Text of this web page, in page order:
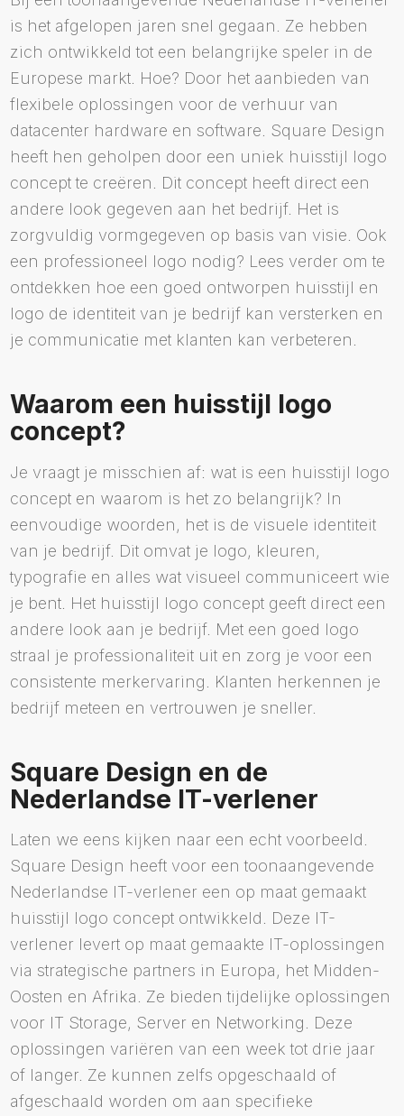
is het afgelopen jaren snel gegaan. Ze hebben
zich ontwikkeld tot een belangrijke speler in de
Europese markt. Hoe? Door het aanbieden van
flexibele oplossingen voor de verhuur van
datacenter hardware en software. Square Design
heeft hen geholpen door een uniek huisstijl logo
concept te creëren. Dit concept heeft direct een
andere look gegeven aan het bedrijf. Het is
zorgvuldig vormgegeven op basis van visie. Ook
een professioneel logo nodig? Lees verder om te
ontdekken hoe een goed ontworpen huisstijl en
logo de identiteit van je bedrijf kan versterken en
je communicatie met klanten kan verbeteren.
Waarom een huisstijl logo
concept?
Je vraagt je misschien af: wat is een huisstijl logo
concept en waarom is het zo belangrijk? In
eenvoudige woorden, het is de visuele identiteit
van je bedrijf. Dit omvat je logo, kleuren,
typografie en alles wat visueel communiceert wie
je bent. Het huisstijl logo concept geeft direct een
andere look aan je bedrijf. Met een goed logo
straal je professionaliteit uit en zorg je voor een
consistente merkervaring. Klanten herkennen je
bedrijf meteen en vertrouwen je sneller.
Square Design en de
Nederlandse IT-verlener
Laten we eens kijken naar een echt voorbeeld.
Square Design heeft voor een toonaangevende
Nederlandse IT-verlener een op maat gemaakt
huisstijl logo concept ontwikkeld. Deze IT-
verlener levert op maat gemaakte IT-oplossingen
via strategische partners in Europa, het Midden-
Oosten en Afrika. Ze bieden tijdelijke oplossingen
voor IT Storage, Server en Networking. Deze
oplossingen variëren van een week tot drie jaar
of langer. Ze kunnen zelfs opgeschaald of
afgeschaald worden om aan specifieke